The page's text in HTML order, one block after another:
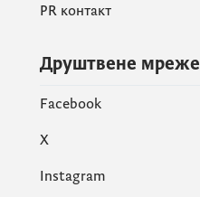
PR контакт
Друштвене мреже
Facebook
X
Instagram